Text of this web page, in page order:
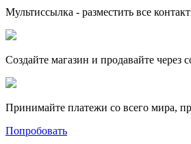
Мультиссылка - разместить все
Создайте магазин и продавайте через
Принимайте платежи со всего мира,
Попробовать